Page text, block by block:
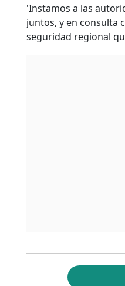
'Instamos a las
juntos, y en consulta
seguridad regional